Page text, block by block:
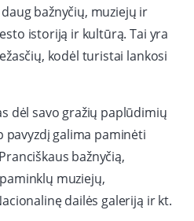
bažnyčių, muziejų ir
istoriją ir kultūrą. Tai yra
kodėl turistai lankosi
dėl savo gražių paplūdimių
galima paminėti
bažnyčią,
muziejų,
dailės galeriją ir kt.